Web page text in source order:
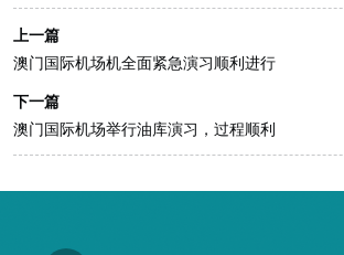
上一篇
澳门国际机场机全面紧急演习顺利进行
下一篇
澳门国际机场举行油库演习，过程顺利